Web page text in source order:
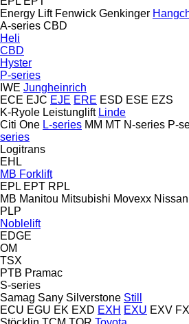
Energy Lift Fenwick Genkinger
A-series CBD
Heli
CBD
Hyster
P-series
IWE Jungheinrich
ECE EJC EJE ERE ESD ESE EZS
K-Ryole Leistunglift Linde
Citi One L-series MM MT N-series P-
series
Logitrans
EHL
MB Forklift
EPL EPT RPL
MB Manitou Mitsubishi Movexx Nissan
PLP
Noblelift
EDGE
OM
TSX
PTB Pramac
S-series
Samag Sany Silverstone Still
ECU EGU EK EXD EXH EXU EXV